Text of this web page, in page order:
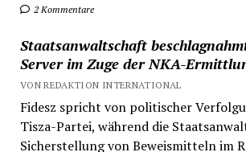
2 Kommentare
Staatsanwaltschaft
Server im Zuge der NKA-
VON REDAKTION INTERNATIONAL
Fidesz spricht von politischer
Tisza-Partei, während die
Sicherstellung von Beweismitteln im